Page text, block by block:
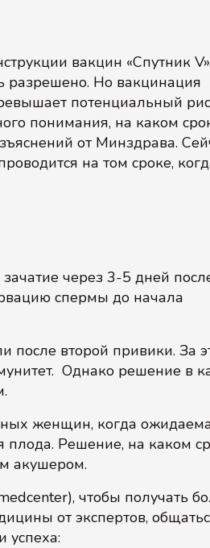
вакцин «Спутник V».
разрешено. Но вакцинация
потенциальный
понимания, на каком
от Минздрава.
на том сроке,
через 3-5 дней
спермы до начала
второй привики. За
Однако решение в
женщин, когда
Решение, на каком
акушером.
чтобы получать
от экспертов,
успеха: